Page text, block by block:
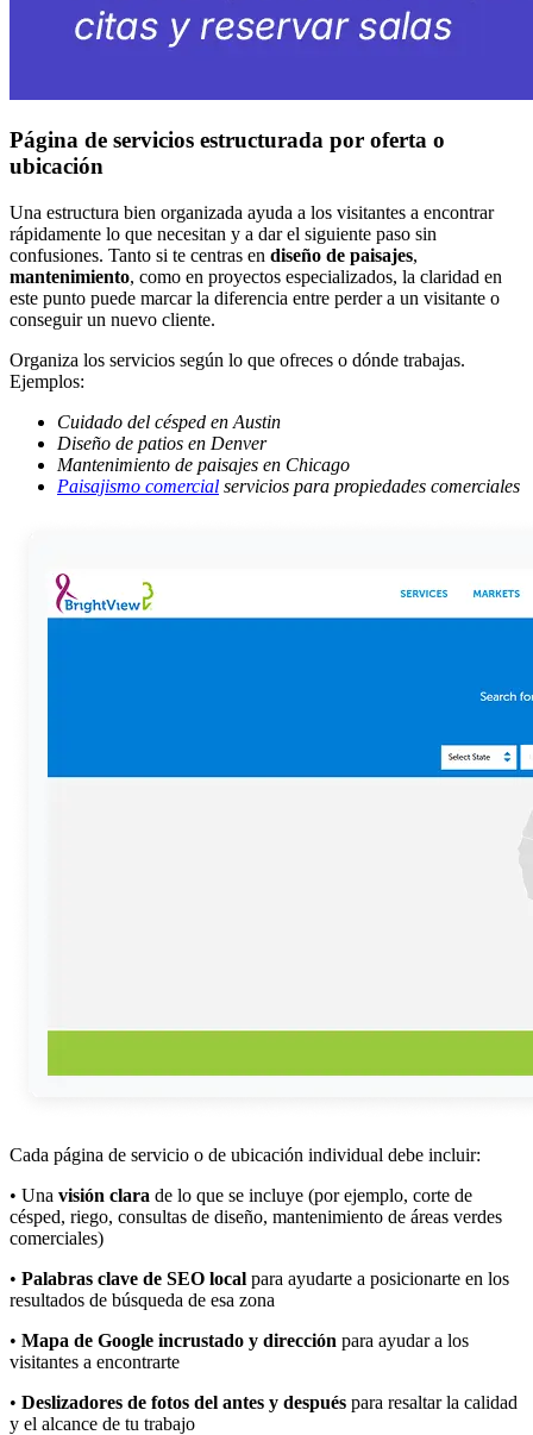
Página de servicios estructurada por oferta o
ubicación
Una estructura bien organizada ayuda a los visitantes a encontrar
rápidamente lo que necesitan y a dar el siguiente paso sin
confusiones. Tanto si te centras en diseño de paisajes,
mantenimiento, como en proyectos especializados, la claridad en
este punto puede marcar la diferencia entre perder a un visitante o
conseguir un nuevo cliente.
Organiza los servicios según lo que ofreces o dónde trabajas.
Ejemplos:
Cuidado del césped en Austin
Diseño de patios en Denver
Mantenimiento de paisajes en Chicago
Paisajismo comercial servicios para propiedades comerciales
Cada página de servicio o de ubicación individual debe incluir:
• Una visión clara de lo que se incluye (por ejemplo, corte de
césped, riego, consultas de diseño, mantenimiento de áreas verdes
comerciales)
• Palabras clave de SEO local para ayudarte a posicionarte en los
resultados de búsqueda de esa zona
• Mapa de Google incrustado y dirección para ayudar a los
visitantes a encontrarte
• Deslizadores de fotos del antes y después para resaltar la calidad
y el alcance de tu trabajo